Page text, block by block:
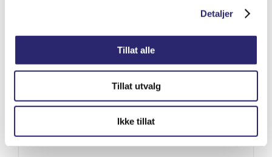
Detaljer
Tillat alle
Tillat utvalg
Ikke tillat